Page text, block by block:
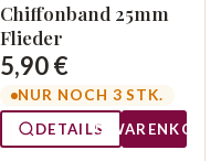
Chiffonband 25mm
Flieder
5,90 €
NUR NOCH 3 STK.
DETAILS
WARENKORB